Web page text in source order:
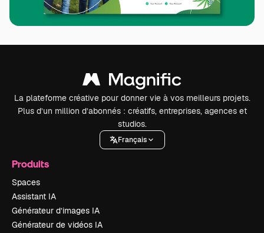
La plateforme créative pour donner vie à vos meilleurs projets.
Plus d’un million d’abonnés : créatifs, entreprises, agences et
studios.
Français
Produits
Spaces
Assistant IA
Générateur d’images IA
Générateur de vidéos IA